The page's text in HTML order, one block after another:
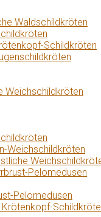
Waldschildkröten
Schildkröten
Weichschildkröten
Weichschildkröten
Pelomedusen
Pelomedusen